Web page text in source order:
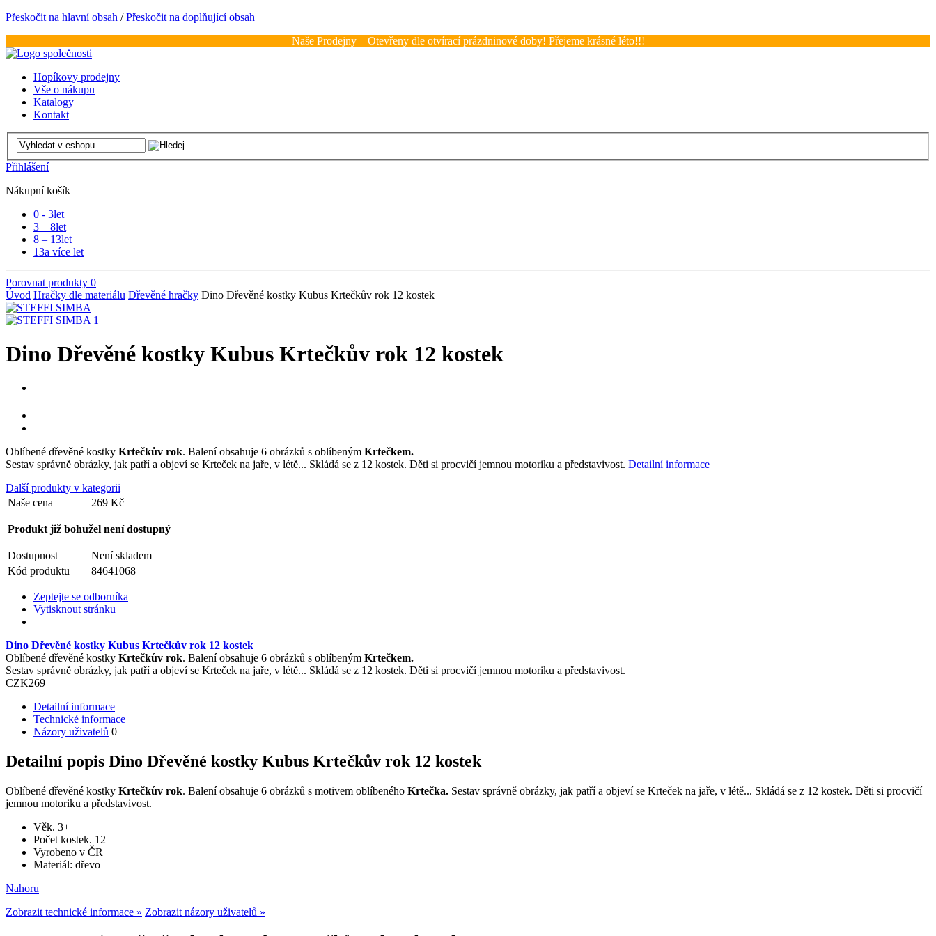
Přeskočit na hlavní obsah /Přeskočit na doplňující obsah
Naše Prodejny – Otevřeny dle otvírací prázdninové doby! Přejeme krásné léto!!!
Hopíkovy prodejny
Vše o nákupu
Katalogy
Kontakt
Přihlášení
Nákupní košík
0 - 3let
3 – 8let
8 – 13let
13a více let
Porovnat produkty 0
Úvod Hračky dle materiálu Dřevěné hračky Dino Dřevěné kostky Kubus Krtečkův rok 12 kostek
Dino Dřevěné kostky Kubus Krtečkův rok 12 kostek
Oblíbené dřevěné kostky Krtečkův rok. Balení obsahuje 6 obrázků s oblíbeným Krtečkem.
Sestav správně obrázky, jak patří a objeví se Krteček na jaře, v létě... Skládá se z 12 kostek. Děti si procvičí jemnou motoriku a představivost. Detailní informace
Další produkty v kategorii
Naše cena
269 Kč
Produkt již bohužel není dostupný
Dostupnost
Není skladem
Kód produktu
84641068
Zeptejte se odborníka
Vytisknout stránku
Dino Dřevěné kostky Kubus Krtečkův rok 12 kostek
Oblíbené dřevěné kostky Krtečkův rok. Balení obsahuje 6 obrázků s oblíbeným Krtečkem.
Sestav správně obrázky, jak patří a objeví se Krteček na jaře, v létě... Skládá se z 12 kostek. Děti si procvičí jemnou motoriku a představivost.
CZK269
Detailní informace
Technické informace
Názory uživatelů 0
Detailní popis Dino Dřevěné kostky Kubus Krtečkův rok 12 kostek
Oblíbené dřevěné kostky Krtečkův rok. Balení obsahuje 6 obrázků s motivem oblíbeného Krtečka. Sestav správně obrázky, jak patří a objeví se Krteček na jaře, v létě... Skládá se z 12 kostek. Děti si procvičí
jemnou motoriku a představivost.
Věk. 3+
Počet kostek. 12
Vyrobeno v ČR
Materiál: dřevo
Nahoru
Zobrazit technické informace » Zobrazit názory uživatelů »